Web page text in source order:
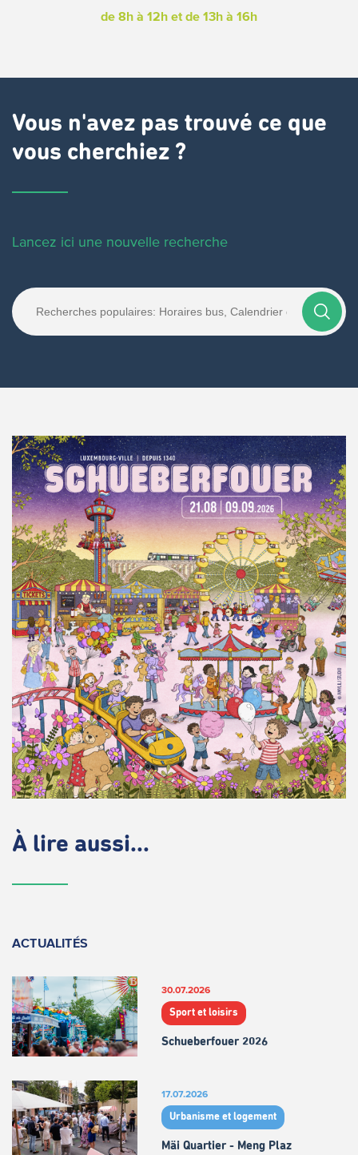
de 8h à 12h et de 13h à 16h
Vous n'avez pas trouvé ce que
vous cherchiez ?
Lancez ici une nouvelle recherche
À lire aussi...
ACTUALITÉS
30.07.2026
Sport et loisirs
Schueberfouer 2026
17.07.2026
Urbanisme et logement
Mäi Quartier - Meng Plaz